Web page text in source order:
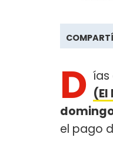
D ías
(El
el pago